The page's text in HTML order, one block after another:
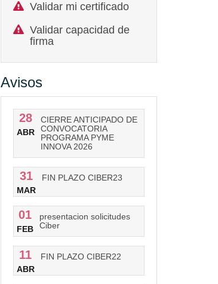
Validar mi certificado
Validar capacidad de
firma
Avisos
28
ABR
CIERRE ANTICIPADO DE
CONVOCATORIA
PROGRAMA PYME
INNOVA 2026
31
MAR
FIN PLAZO CIBER23
01
FEB
presentacion solicitudes
Ciber
11
ABR
FIN PLAZO CIBER22